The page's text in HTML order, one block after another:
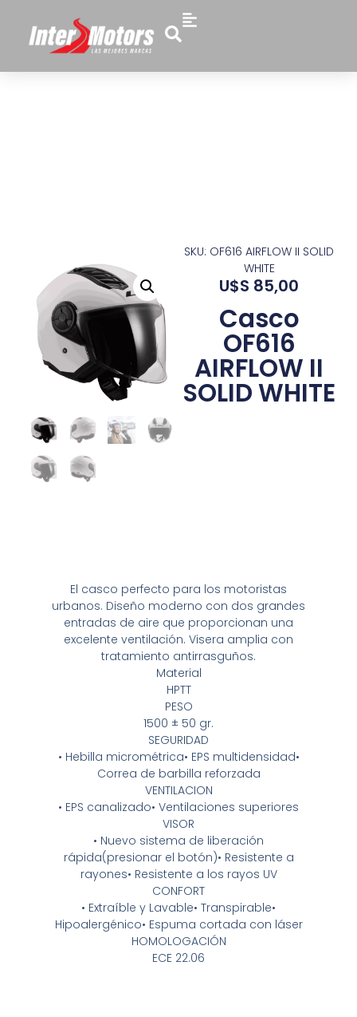
SKU: OF616 AIRFLOW II SOLID
WHITE
U$S 85,00
Casco
OF616
AIRFLOW II
SOLID WHITE
El casco perfecto para los motoristas
urbanos. Diseño moderno con dos grandes
entradas de aire que proporcionan una
excelente ventilación. Visera amplia con
tratamiento antirrasguños.
Material
HPTT
PESO
1500 ± 50 gr.
SEGURIDAD
• Hebilla micrométrica• EPS multidensidad•
Correa de barbilla reforzada
VENTILACION
• EPS canalizado• Ventilaciones superiores
VISOR
• Nuevo sistema de liberación
rápida(presionar el botón)• Resistente a
rayones• Resistente a los rayos UV
CONFORT
• Extraíble y Lavable• Transpirable•
Hipoalergénico• Espuma cortada con láser
HOMOLOGACIÓN
ECE 22.06